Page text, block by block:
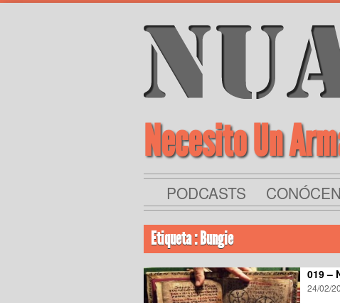
Necesito Un
PODCASTS
Etiqueta : Bungie
019 –
24/02/